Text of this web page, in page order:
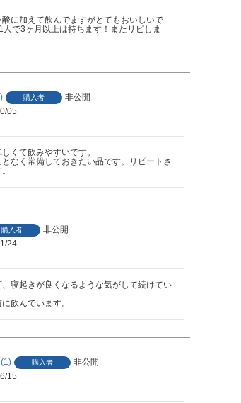
に加えて飲んでますがとてもおいしいで
人で3ヶ月以上は持ちます！またリピしま
購入者
非公開
05
くて飲みやすいです。
となく常備しておきたい品です。リピートさ
購入者
非公開
24
寝起きが良くなるような気がして続けてい
飲んでいます。
1 購入者
非公開
15